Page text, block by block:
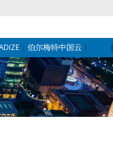
伯尔梅特中国云